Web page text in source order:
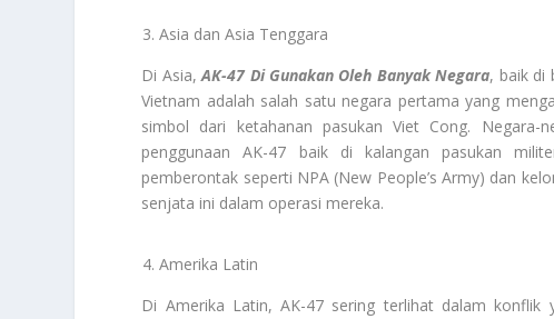
Asia dan Asia Tenggara
Di Asia,AK-47 DiGunakan Oleh Banyak Negara, baik di
Vietnam adalah salah satu negara pertama yang
simbol dari ketahanan pasukan Viet Cong.
penggunaan AK-47 baik di kalangan pasukan
pemberontak seperti NPA (New People’s Army) dan
senjata ini dalam operasi mereka.
Amerika Latin
Di Amerika Latin, AK-47 sering terlihat dalam konflik